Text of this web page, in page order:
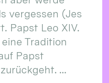
vergessen (Jes
Papst Leo XIV.
Tradition
Papst
...